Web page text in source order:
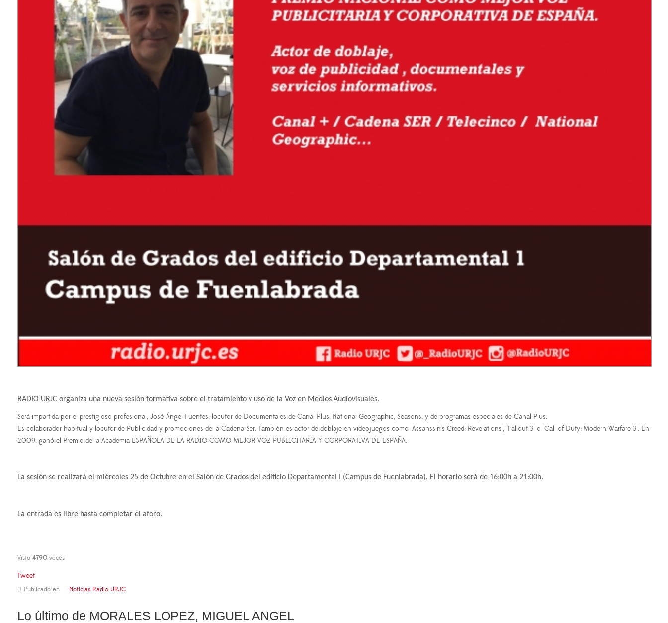
RADIO URJC organiza una nueva sesión formativa sobre el tratamiento y uso de la Voz en Medios Audiovisuales.
Será impartida por el prestigioso profesional, José Ángel Fuentes, locutor de Documentales de Canal Plus, National Geographic, Seasons, y de programas especiales de Canal Plus.
Es colaborador habitual y locutor de Publicidad y promociones de la Cadena Ser. También es actor de doblaje en videojuegos como "Assanssin's Creed: Revelations", "Fallout 3" o "Call of Duty: Modern Warfare 3". En
2009, ganó el Premio de la Academia ESPAÑOLA DE LA RADIO COMO MEJOR VOZ PUBLICITARIA Y CORPORATIVA DE ESPAÑA.
La sesión se realizará el miércoles 25 de Octubre en el Salón de Grados del edificio Departamental I (Campus de Fuenlabrada). El horario será de 16:00h a 21:00h.
La entrada es libre hasta completar el aforo.
Visto 4790 veces
Tweet
Publicado en Noticias Radio URJC
Lo último de MORALES LOPEZ, MIGUEL ANGEL